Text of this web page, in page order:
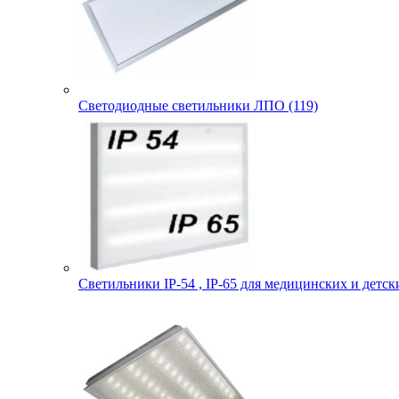
Светодиодные светильники ЛПО (119)
Светильники IP-54 , IP-65 для медицинских и